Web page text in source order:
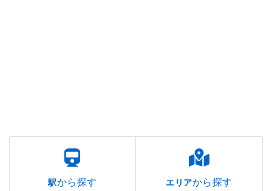
駅から探す エリアから探す